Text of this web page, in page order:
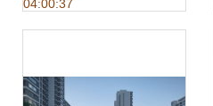
04:00:37